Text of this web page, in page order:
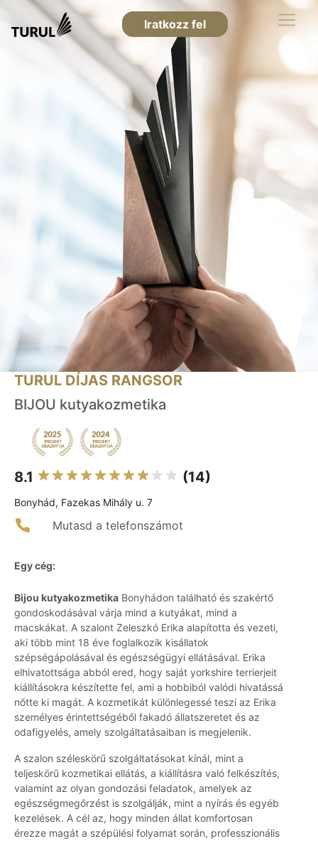
Iratkozz fel
TURUL DÍJAS RANGSOR
BIJOU kutyakozmetika
8.1 (14)
Bonyhád, Fazekas Mihály u. 7
Mutasd a telefonszámot
Egy cég:
Bijou kutyakozmetika Bonyhádon található és szakértő
gondoskodásával várja mind a kutyákat, mind a
macskákat. A szalont Zeleszkó Erika alapította és vezeti,
aki több mint 18 éve foglalkozik kisállatok
szépségápolásával és egészségügyi ellátásával. Erika
elhivatottsága abból ered, hogy saját yorkshire terrierjeit
kiállításokra készítette fel, ami a hobbiból valódi hivatássá
nőtte ki magát. A kozmetikát különlegessé teszi az Erika
személyes érintettségéből fakadó állatszeretet és az
odafigyelés, amely szolgáltatásaiban is megjelenik.
A szalon széleskörű szolgáltatásokat kínál, mint a
teljeskörű kozmetikai ellátás, a kiállításra való felkészítés,
valamint az olyan gondozási feladatok, amelyek az
egészségmegőrzést is szolgálják, mint a nyírás és egyéb
kezelések. A cél az, hogy minden állat komfortosan
érezze magát a szépülési folyamat során, professzionális